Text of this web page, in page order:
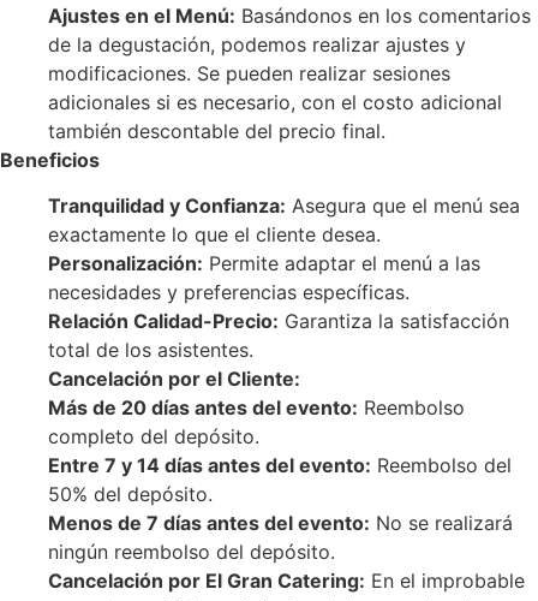
Ajustes en el Menú: Basándonos en los comentarios
de la degustación, podemos realizar ajustes y
modificaciones. Se pueden realizar sesiones
adicionales si es necesario, con el costo adicional
también descontable del precio final.
Beneficios
Tranquilidad y Confianza: Asegura que el menú sea
exactamente lo que el cliente desea.
Personalización: Permite adaptar el menú a las
necesidades y preferencias específicas.
Relación Calidad-Precio: Garantiza la satisfacción
total de los asistentes.
Cancelación por el Cliente:
Más de 20 días antes del evento: Reembolso
completo del depósito.
Entre 7 y 14 días antes del evento: Reembolso del
50% del depósito.
Menos de 7 días antes del evento: No se realizará
ningún reembolso del depósito.
Cancelación por El Gran Catering: En el improbable